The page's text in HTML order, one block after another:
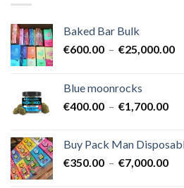
Baked Bar Bulk
€600.00 – €25,000.00
Blue moonrocks
€400.00 – €1,700.00
à
Buy Pack Man
€350.00 – €7,000.00